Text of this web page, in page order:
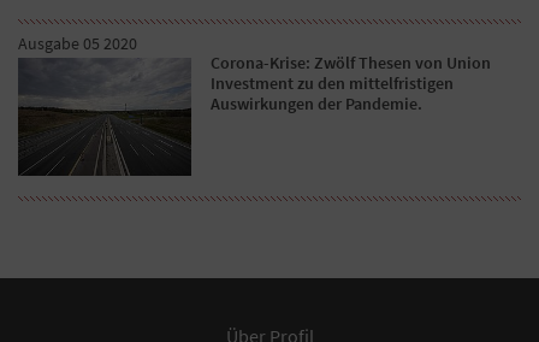
Ausgabe 05 2020
Corona-Krise: Zwölf Thesen von Union
Investment zu den mittelfristigen
Auswirkungen der Pandemie.
Über Profil